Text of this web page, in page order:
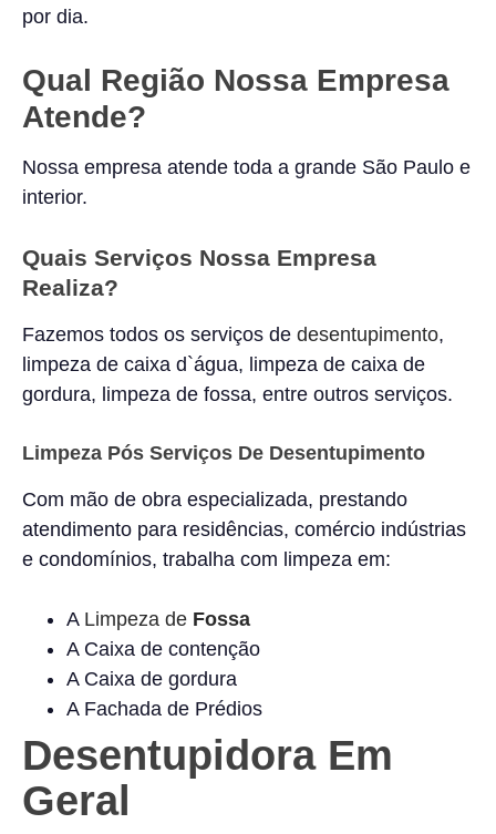
por dia.
Qual Região Nossa Empresa
Atende?
Nossa empresa atende toda a grande São Paulo e
interior.
Quais Serviços Nossa Empresa
Realiza?
Fazemos todos os serviços de desentupimento,
limpeza de caixa d`água, limpeza de caixa de
gordura, limpeza de fossa, entre outros serviços.
Limpeza Pós Serviços De Desentupimento
Com mão de obra especializada, prestando
atendimento para residências, comércio indústrias
e condomínios, trabalha com limpeza em:
A Limpeza de Fossa
A Caixa de contenção
A Caixa de gordura
A Fachada de Prédios
Desentupidora Em
Geral